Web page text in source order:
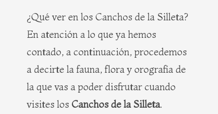
¿Qué ver en los Canchos de la Silleta?
En atención a lo que ya hemos
contado, a continuación, procedemos
a decirte la fauna, flora y orografía de
la que vas a poder disfrutar cuando
visites los Canchos de la Silleta.